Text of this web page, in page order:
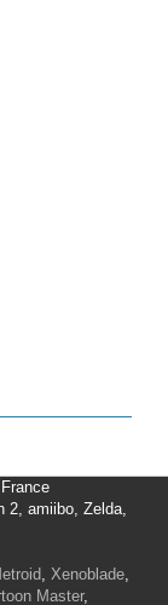
2, amiibo, Zelda,
, Xenoblade,
Master,